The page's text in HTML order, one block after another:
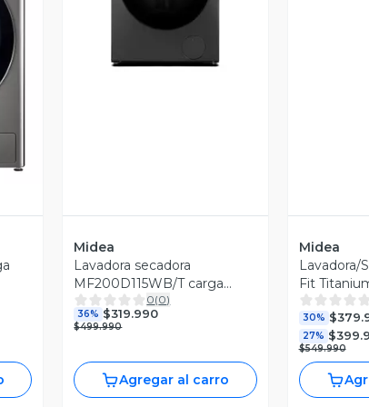
Vista Previa
Midea
Lavadora secadora
MF200D115WB/T carga
frontal 11.5/9 kg titanium
0(0)
36% $319.990
$499.990
Agregar al carro
Midea
Lavadora/
Fit
Pump
30%
27%
$549.990